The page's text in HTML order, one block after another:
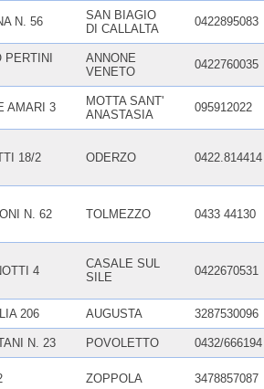
N. 56
SAN BIAGIO
DI CALLALTA
0422895083
PERTINI
ANNONE
VENETO
0422760035
AMARI 3
MOTTA SANT'
ANASTASIA
095912022
18/2 ODERZO 0422.814414
N. 62 TOLMEZZO 0433 44130
4
CASALE SUL
SILE
0422670531
206 AUGUSTA 3287530096
N. 23 POVOLETTO 0432/666194
ZOPPOLA 3478857087